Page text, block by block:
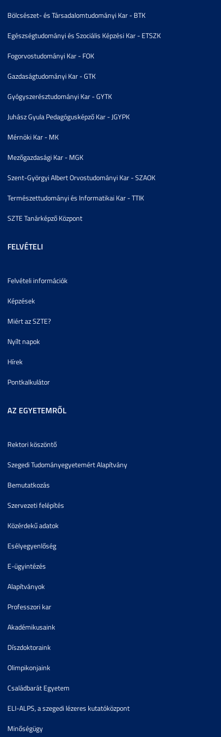
Bölcsészet- és Társadalomtudományi Kar - BTK
Egészségtudományi és Szociális Képzési Kar - ETSZK
Fogorvostudományi Kar - FOK
Gazdaságtudományi Kar - GTK
Gyógyszerésztudományi Kar - GYTK
Juhász Gyula Pedagógusképző Kar - JGYPK
Mérnöki Kar - MK
Mezőgazdasági Kar - MGK
Szent-Györgyi Albert Orvostudományi Kar - SZAOK
Természettudományi és Informatikai Kar - TTIK
SZTE Tanárképző Központ
FELVÉTELI
Felvételi információk
Képzések
Miért az SZTE?
Nyílt napok
Hírek
Pontkalkulátor
AZ EGYETEMRŐL
Rektori köszöntő
Szegedi Tudományegyetemért Alapítvány
Bemutatkozás
Szervezeti felépítés
Közérdekű adatok
Esélyegyenlőség
E-ügyintézés
Alapítványok
Professzori kar
Akadémikusaink
Díszdoktoraink
Olimpikonjaink
Családbarát Egyetem
ELI-ALPS, a szegedi lézeres kutatóközpont
Minőségügy